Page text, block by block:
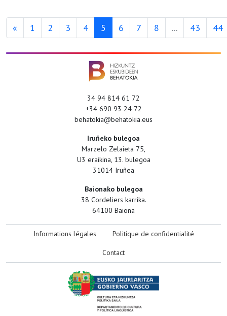
« 1 2 3 4 5 6 7 8 ... 43 44
34 94 814 61 72
+34 690 93 24 72
behatokia@behatokia.eus
Iruñeko bulegoa
Marzelo Zelaieta 75,
U3 eraikina, 13. bulegoa
31014 Iruñea
Baionako bulegoa
38 Cordeliers karrika.
64100 Baiona
Informations légales Politique de confidentialité
Contact